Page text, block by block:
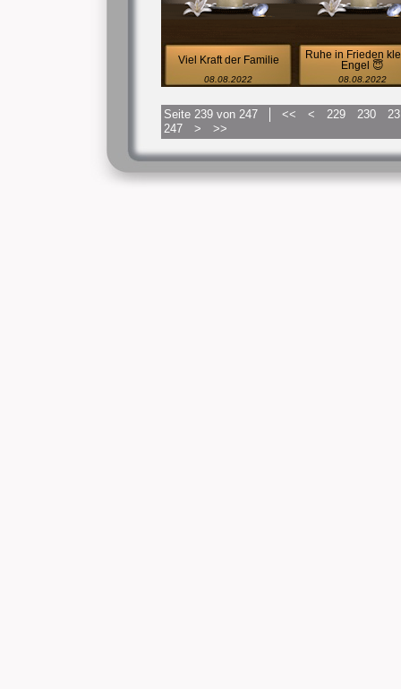
Viel Kraft der Familie
08.08.2022
Ruhe in Frieden
Engel 😇
08.08.2022
Seite 239 von 247 << < 229 230
247
> >>